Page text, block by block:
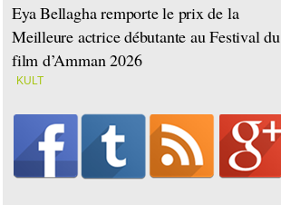
Eya Bellagha remporte le prix de la
Meilleure actrice débutante au Festival du
film d’Amman 2026
KULT